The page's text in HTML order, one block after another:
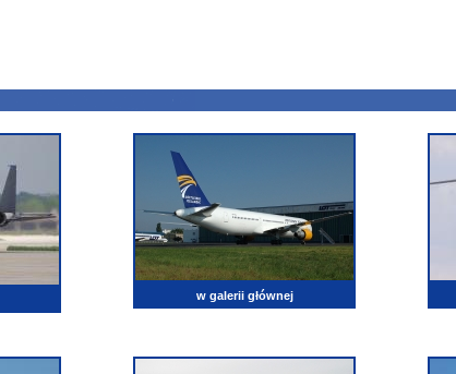
w galerii głównej